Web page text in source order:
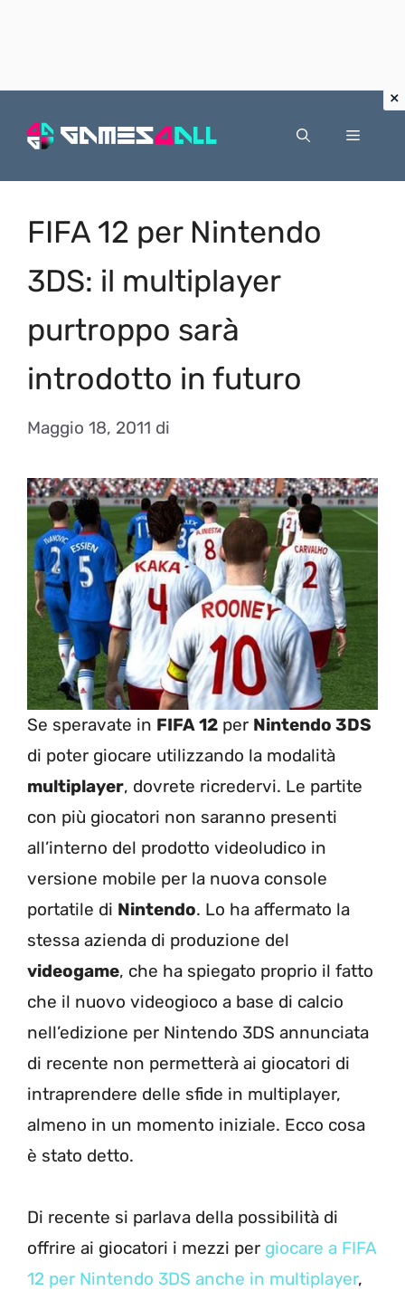
Menu
FIFA 12 per Nintendo
3DS: il multiplayer
purtroppo sarà
introdotto in futuro
Maggio 18, 2011 di
Se speravate in FIFA 12 per Nintendo 3DS
di poter giocare utilizzando la modalità
multiplayer, dovrete ricredervi. Le partite
con più giocatori non saranno presenti
all’interno del prodotto videoludico in
versione mobile per la nuova console
portatile di Nintendo. Lo ha affermato la
stessa azienda di produzione del
videogame, che ha spiegato proprio il fatto
che il nuovo videogioco a base di calcio
nell’edizione per Nintendo 3DS annunciata
di recente non permetterà ai giocatori di
intraprendere delle sfide in multiplayer,
almeno in un momento iniziale. Ecco cosa
è stato detto.
Di recente si parlava della possibilità di
offrire ai giocatori i mezzi per giocare a FIFA
12 per Nintendo 3DS anche in multiplayer,